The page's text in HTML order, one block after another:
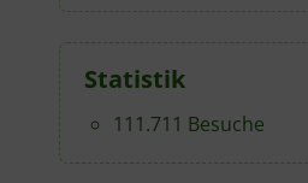
Statistik
111.711 Besuche